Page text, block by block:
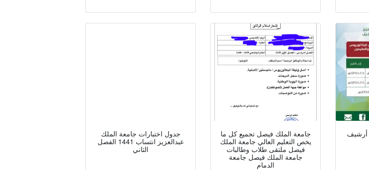
جدول اختبارات جامعة الملك
عبدالعزيز انتساب 1441 الفصل
الثاني
جامعة الملك فيصل تجميع كل ما
يخص التعليم العالي جامعة الملك
فيصل ملتقى طلاب وطالبات
جامعة الملك فيصل جامعة
الدمام
أرشيف